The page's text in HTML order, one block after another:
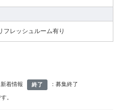
フレッシュルーム有り
新着情報 終了 ：募集終了
。